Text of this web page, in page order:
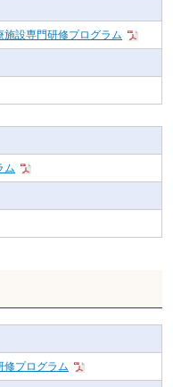
設専門研修プログラム
ム
修プログラム